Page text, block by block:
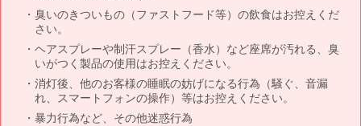
臭いのきついもの（ファストフード等）の飲食はお控えくだ
さい。
ヘアスプレーや制汗スプレー（香水）など座席が汚れる、臭
いがつく製品の使用はお控えください。
消灯後、他のお客様の睡眠の妨げになる行為（騒ぐ、音漏
れ、スマートフォンの操作）等はお控えください。
暴力行為など、その他迷惑行為